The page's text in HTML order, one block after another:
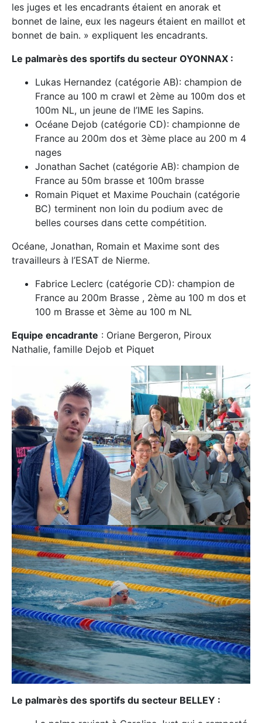
les juges et les encadrants étaient en anorak et
bonnet de laine, eux les nageurs étaient en maillot et
bonnet de bain. » expliquent les encadrants.
Le palmarès des sportifs du secteur OYONNAX :
Lukas Hernandez (catégorie AB): champion de
France au 100 m crawl et 2ème au 100m dos et
100m NL, un jeune de l’IME les Sapins.
Océane Dejob (catégorie CD): championne de
France au 200m dos et 3ème place au 200 m 4
nages
Jonathan Sachet (catégorie AB): champion de
France au 50m brasse et 100m brasse
Romain Piquet et Maxime Pouchain (catégorie
BC) terminent non loin du podium avec de
belles courses dans cette compétition.
Océane, Jonathan, Romain et Maxime sont des
travailleurs à l’ESAT de Nierme.
Fabrice Leclerc (catégorie CD): champion de
France au 200m Brasse , 2ème au 100 m dos et
100 m Brasse et 3ème au 100 m NL
Equipe encadrante : Oriane Bergeron, Piroux
Nathalie, famille Dejob et Piquet
Le palmarès des sportifs du secteur BELLEY :